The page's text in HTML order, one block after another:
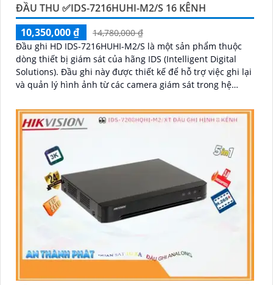
ĐẦU THU ✅IDS-7216HUHI-M2/S 16 KÊNH
10,350,000 ₫
14,780,000 ₫
Đầu ghi HD IDS-7216HUHI-M2/S là một sản phẩm thuộc
dòng thiết bị giám sát của hãng IDS (Intelligent Digital
Solutions). Đầu ghi này được thiết kế để hỗ trợ việc ghi lại
và quản lý hình ảnh từ các camera giám sát trong hệ